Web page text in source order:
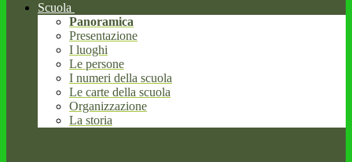
Scuola
Panoramica
Presentazione
I luoghi
Le persone
I numeri della scuola
Le carte della scuola
Organizzazione
La storia